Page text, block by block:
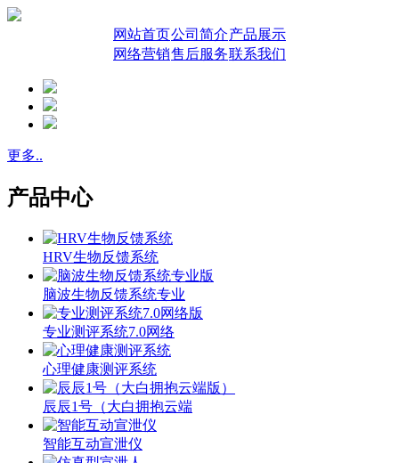
网站首页公司简介产品展示
网络营销售后服务联系我们
更多..
产品中心
HRV生物反馈系统
脑波生物反馈系统专业
专业测评系统7.0网络
心理健康测评系统
辰辰1号（大白拥抱云端
智能互动宣泄仪